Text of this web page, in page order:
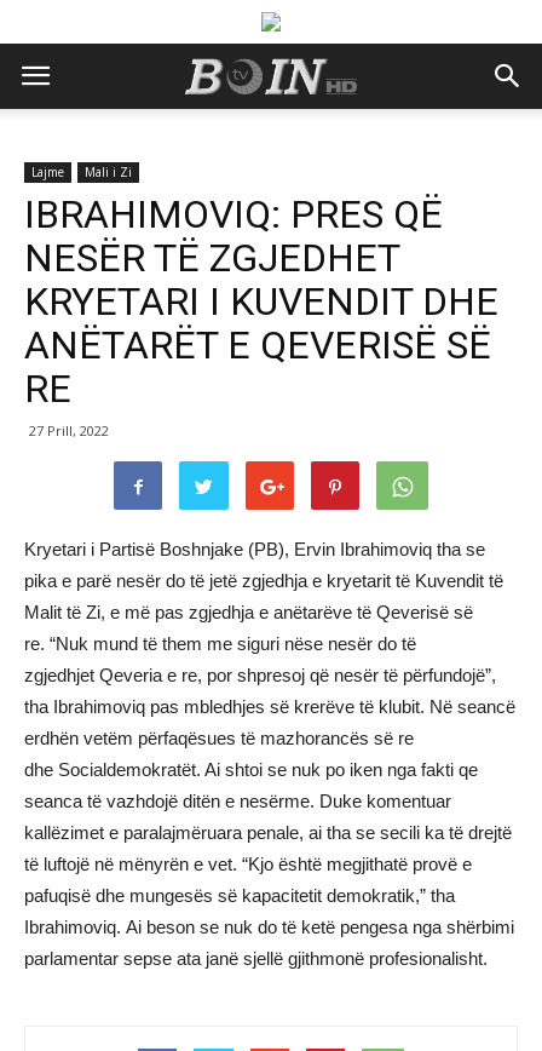
Lajme Mali i Zi
IBRAHIMOVIQ: PRES QË
NESËR TË ZGJEDHET
KRYETARI I KUVENDIT DHE
ANËTARËT E QEVERISË SË
RE
27 Prill, 2022
Kryetari i Partisë Boshnjake (PB), Ervin Ibrahimoviq tha se
pika e parë nesër do të jetë zgjedhja e kryetarit të Kuvendit të
Malit të Zi, e më pas zgjedhja e anëtarëve të Qeverisë së
re. “Nuk mund të them me siguri nëse nesër do të
zgjedhjet Qeveria e re, por shpresoj që nesër të përfundojë”,
tha Ibrahimoviq pas mbledhjes së krerëve të klubit. Në seancë
erdhën vetëm përfaqësues të mazhorancës së re
dhe Socialdemokratët. Ai shtoi se nuk po iken nga fakti qe
seanca të vazhdojë ditën e nesërme. Duke komentuar
kallëzimet e paralajmëruara penale, ai tha se secili ka të drejtë
të luftojë në mënyrën e vet. “Kjo është megjithatë provë e
pafuqisë dhe mungesës së kapacitetit demokratik,” tha
Ibrahimoviq. Ai beson se nuk do të ketë pengesa nga shërbimi
parlamentar sepse ata janë sjellë gjithmonë profesionalisht.